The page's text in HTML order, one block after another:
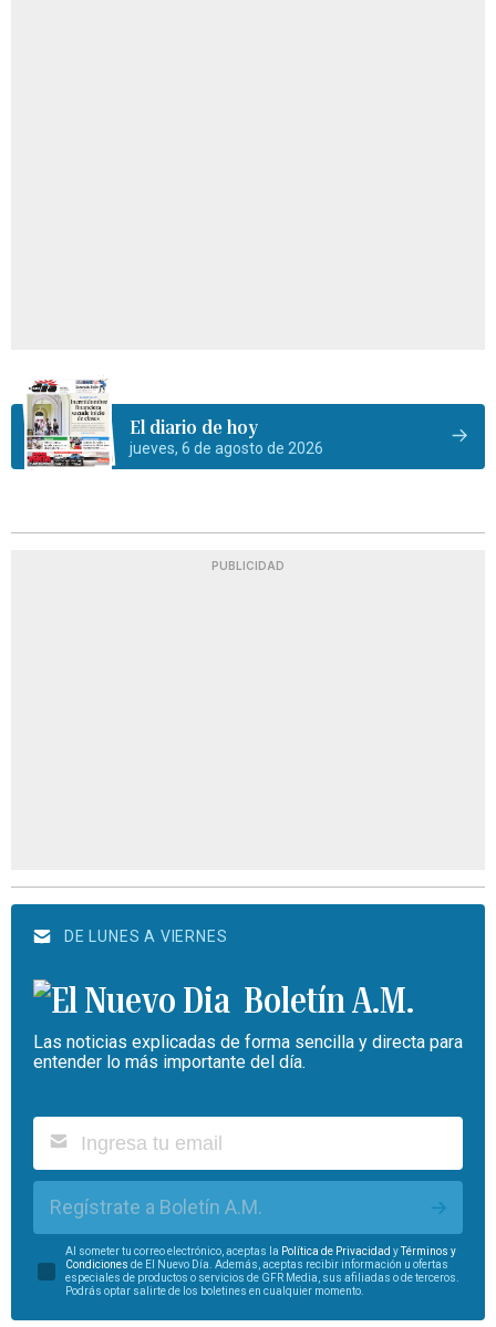
El diario de hoy
jueves, 6 de agosto de 2026
PUBLICIDAD
DE LUNES A VIERNES
Boletín A.M.
Las noticias explicadas de forma sencilla y directa para
entender lo más importante del día.
Regístrate a Boletín A.M.
Al someter tu correo electrónico, aceptas la Política de Privacidad yTérminos y
Condiciones de El Nuevo Día. Además, aceptas recibir información u ofertas
especiales de productos o servicios de GFR Media, sus afiliadas o de terceros.
Podrás optar salirte de los boletines en cualquier momento.